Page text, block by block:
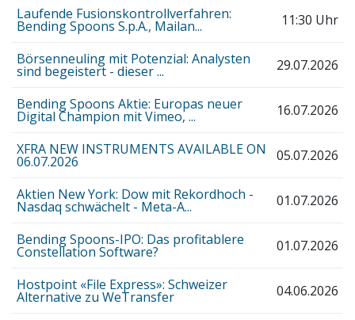
Laufende Fusionskontrollverfahren:
Bending Spoons S.p.A., Mailan... 11:30 Uhr
Börsenneuling mit Potenzial: Analysten
sind begeistert - dieser ... 29.07.2026
Bending Spoons Aktie: Europas neuer
Digital Champion mit Vimeo, ... 16.07.2026
XFRA NEW INSTRUMENTS AVAILABLE ON
06.07.2026 05.07.2026
Aktien New York: Dow mit Rekordhoch -
Nasdaq schwächelt - Meta-A... 01.07.2026
Bending Spoons-IPO: Das profitablere
Constellation Software? 01.07.2026
Hostpoint «File Express»: Schweizer
Alternative zu WeTransfer 04.06.2026